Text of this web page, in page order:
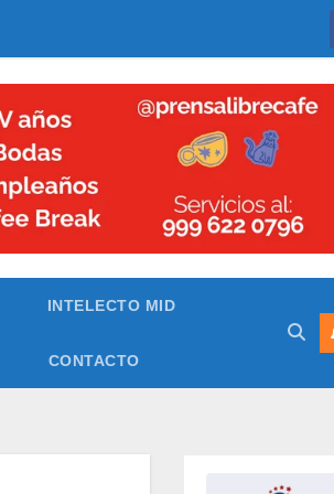
INTELECTO MID
CONTACTO